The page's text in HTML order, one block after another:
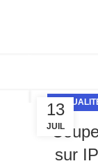
13
JUIL
sur